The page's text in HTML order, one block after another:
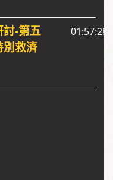
討-第五
別救濟
01:57:28